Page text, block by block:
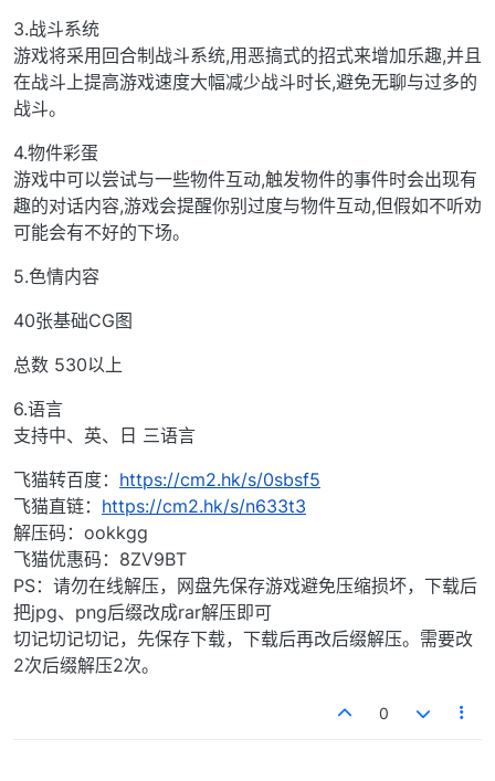
3.战斗系统
游戏将采用回合制战斗系统,用恶搞式的招式来增加乐趣,并且
在战斗上提高游戏速度大幅减少战斗时长,避免无聊与过多的
战斗。
4.物件彩蛋
游戏中可以尝试与一些物件互动,触发物件的事件时会出现有
趣的对话内容,游戏会提醒你别过度与物件互动,但假如不听劝
可能会有不好的下场。
5.色情内容
40张基础CG图
总数 530以上
6.语言
支持中、英、日 三语言
飞猫转百度： https://cm2.hk/s/0sbsf5
飞猫直链： https://cm2.hk/s/n633t3
解压码：ookkgg
飞猫优惠码：8ZV9BT
PS：请勿在线解压，网盘先保存游戏避免压缩损坏，下载后
把jpg、png后缀改成rar解压即可
切记切记切记，先保存下载，下载后再改后缀解压。需要改
2次后缀解压2次。
0